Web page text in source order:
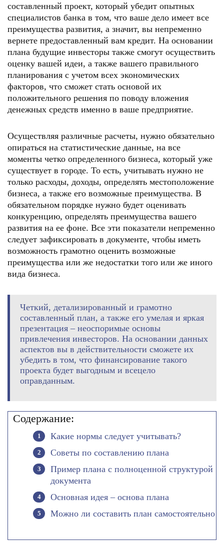
составленный проект, который убедит опытных
специалистов банка в том, что ваше дело имеет все
преимущества развития, а значит, вы непременно
вернете предоставленный вам кредит. На основании
плана будущие инвесторы также смогут осуществить
оценку вашей идеи, а также вашего правильного
планирования с учетом всех экономических
факторов, что сможет стать основой их
положительного решения по поводу вложения
денежных средств именно в ваше предприятие.
Осуществляя различные расчеты, нужно обязательно
опираться на статистические данные, на все
моменты четко определенного бизнеса, который уже
существует в городе. То есть, учитывать нужно не
только расходы, доходы, определять местоположение
бизнеса, а также его возможные преимущества. В
обязательном порядке нужно будет оценивать
конкуренцию, определять преимущества вашего
развития на ее фоне. Все эти показатели непременно
следует зафиксировать в документе, чтобы иметь
возможность грамотно оценить возможные
преимущества или же недостатки того или же иного
вида бизнеса.
Четкий, детализированный и грамотно
составленный план, а также его умелая и яркая
презентация – неоспоримые основы
привлечения инвесторов. На основании данных
аспектов вы в действительности сможете их
убедить в том, что финансирование такого
проекта будет выгодным и всецело
оправданным.
Содержание:
Какие нормы следует учитывать?
Советы по составлению плана
Пример плана с полноценной структурой
документа
Основная идея – основа плана
Можно ли составить план самостоятельно